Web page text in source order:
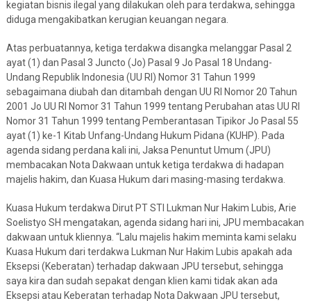
kegiatan bisnis ilegal yang dilakukan oleh para terdakwa, sehingga
diduga mengakibatkan kerugian keuangan negara.
Atas perbuatannya, ketiga terdakwa disangka melanggar Pasal 2
ayat (1) dan Pasal 3 Juncto (Jo) Pasal 9 Jo Pasal 18 Undang-
Undang Republik Indonesia (UU RI) Nomor 31 Tahun 1999
sebagaimana diubah dan ditambah dengan UU RI Nomor 20 Tahun
2001 Jo UU RI Nomor 31 Tahun 1999 tentang Perubahan atas UU RI
Nomor 31 Tahun 1999 tentang Pemberantasan Tipikor Jo Pasal 55
ayat (1) ke-1 Kitab Unfang-Undang Hukum Pidana (KUHP). Pada
agenda sidang perdana kali ini, Jaksa Penuntut Umum (JPU)
membacakan Nota Dakwaan untuk ketiga terdakwa di hadapan
majelis hakim, dan Kuasa Hukum dari masing-masing terdakwa.
Kuasa Hukum terdakwa Dirut PT STI Lukman Nur Hakim Lubis, Arie
Soelistyo SH mengatakan, agenda sidang hari ini, JPU membacakan
dakwaan untuk kliennya. “Lalu majelis hakim meminta kami selaku
Kuasa Hukum dari terdakwa Lukman Nur Hakim Lubis apakah ada
Eksepsi (Keberatan) terhadap dakwaan JPU tersebut, sehingga
saya kira dan sudah sepakat dengan klien kami tidak akan ada
Eksepsi atau Keberatan terhadap Nota Dakwaan JPU tersebut,